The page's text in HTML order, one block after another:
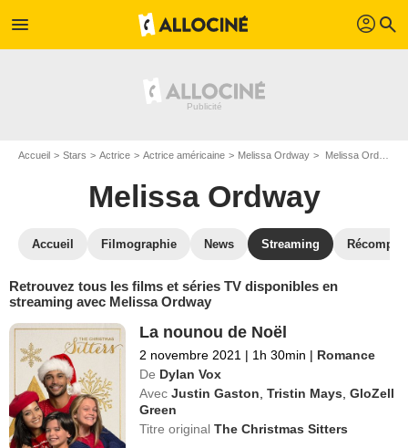
menu profil search
Accueil Stars Actrice Actrice américaine Melissa Ordway Melissa Ordway : Films et séries online
Melissa Ordway
Accueil Filmographie News Streaming
Retrouvez tous les films et séries TV disponibles en
streaming avec Melissa Ordway
La nounou de Noël
2 novembre 2021 | 1h 30min | Romance
De Dylan Vox
Avec Justin Gaston ,Tristin Mays ,GloZell
Green
Titre originalThe Christmas Sitters